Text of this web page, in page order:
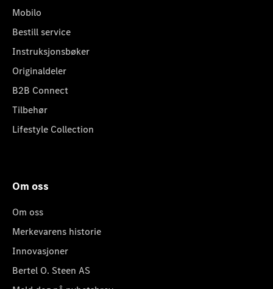
Mobilo
Bestill service
Instruksjonsbøker
Originaldeler
B2B Connect
Tilbehør
Lifestyle Collection
Om oss
Om oss
Merkevarens historie
Innovasjoner
Bertel O. Steen AS